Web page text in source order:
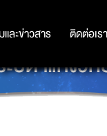
และข่าวสาร ติดต่อเรา
ละข่าวสาร ติดต่อเรา
บิดาแห่งวิ